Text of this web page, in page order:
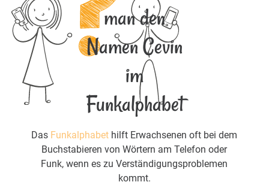
man den
Namen Cevin
im
Funkalphabet
Das Funkalphabet hilft Erwachsenen oft bei dem
Buchstabieren von Wörtern am Telefon oder
Funk, wenn es zu Verständigungsproblemen
kommt.